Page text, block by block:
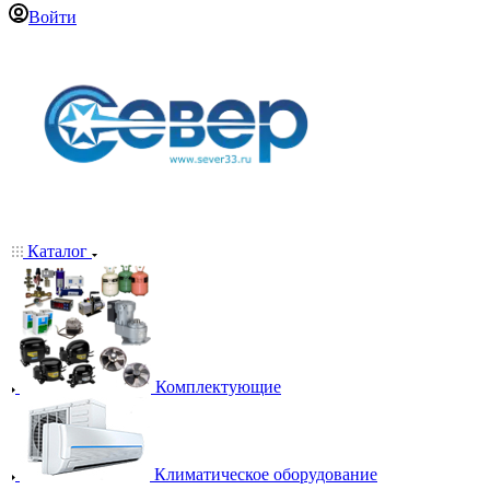
Войти
Каталог
Комплектующие
Климатическое оборудование